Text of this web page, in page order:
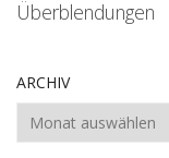
Überblendungen
ARCHIV
Archiv